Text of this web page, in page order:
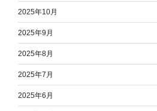
2025年10月
2025年9月
2025年8月
2025年7月
2025年6月